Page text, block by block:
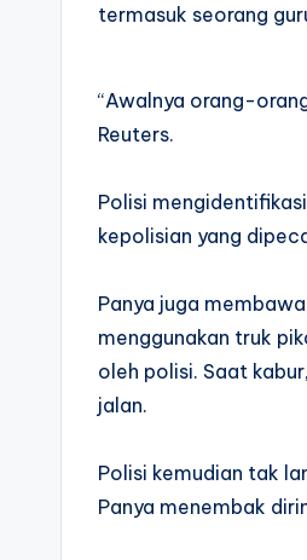
termasuk seorang
“Awalnya orang-
Reuters.
Polisi
kepolisian yang
Panya juga
menggunakan truk
oleh polisi. Saat
jalan.
Polisi kemudian tak
Panya menembak